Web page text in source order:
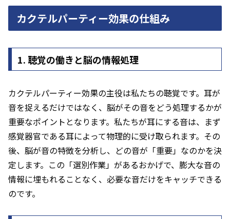
カクテルパーティー効果の仕組み
1. 聴覚の働きと脳の情報処理
カクテルパーティー効果の主役は私たちの聴覚です。耳が
音を捉えるだけではなく、脳がその音をどう処理するかが
重要なポイントとなります。私たちが耳にする音は、まず
感覚器官である耳によって物理的に受け取られます。その
後、脳が音の特徴を分析し、どの音が「重要」なのかを決
定します。この「選別作業」があるおかげで、膨大な音の
情報に埋もれることなく、必要な音だけをキャッチできる
のです。